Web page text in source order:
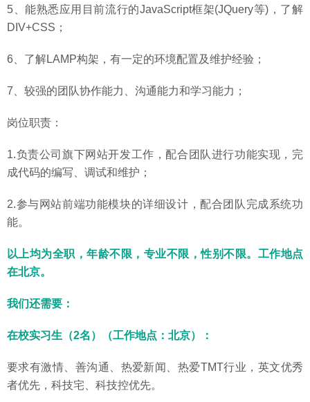
5、能熟悉应用目前流行的JavaScript框架(JQuery等)，了解
DIV+CSS；
6、了解LAMP构架，有一定的环境配置及维护经验；
7、较强的团队协作能力、沟通能力和学习能力；
岗位职责：
1.负责公司旗下网站开发工作，配合团队进行功能实现，完
成代码的编写、调试和维护；
2.参与网站前端功能模块的详细设计，配合团队完成系统功
能。
以上均为全职，年龄不限，专业不限，性别不限。工作地点
在北京。
我们还需要：
在校实习生（2名）（工作地点：北京）：
要求有激情、善沟通、热爱新闻、热爱TMT行业，英文优秀
者优先，科技宅、科技控优先。